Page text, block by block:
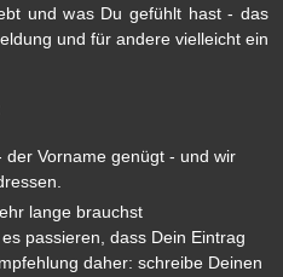
und was Du gefühlt hast - das
und für andere vielleicht ein
der Vorname genügt - und wir
lange brauchst
passieren, dass Dein Eintrag
daher: schreibe Deinen